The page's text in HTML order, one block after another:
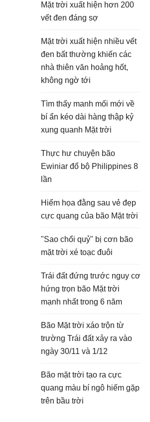
Mặt trời xuất hiện hơn 200
vết đen đáng sợ
Mặt trời xuất hiện nhiều vết
đen bất thường khiến các
nhà thiên văn hoảng hốt,
không ngờ tới
Tìm thấy manh mối mới về
bí ẩn kéo dài hàng thập kỷ
xung quanh Mặt trời
Thực hư chuyện bão
Ewiniar đổ bộ Philippines 8
lần
Hiểm họa đằng sau vẻ đẹp
cực quang của bão Mặt trời
"Sao chổi quỷ" bị cơn bão
mặt trời xé toạc đuôi
Trái đất đứng trước nguy cơ
hứng trọn bão Mặt trời
mạnh nhất trong 6 năm
Bão Mặt trời xáo trộn từ
trường Trái đất xảy ra vào
ngày 30/11 và 1/12
Bão mặt trời tạo ra cực
quang màu bí ngô hiếm gặp
trên bầu trời